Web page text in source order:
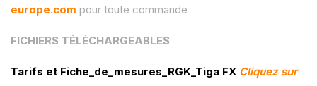
europe.com pour toute commande
FICHIERS TÉLÉCHARGEABLES
Tarifs et Fiche_de_mesures_RGK_Tiga FX Cliquez sur